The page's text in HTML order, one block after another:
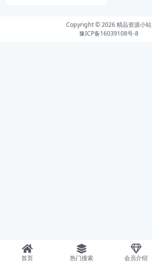
Copyright © 2026精品资源小站
豫ICP备16039108号-8
首页 热门搜索 会员介绍